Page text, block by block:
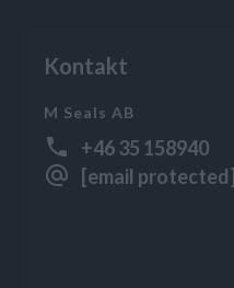
Kontakt
M Seals AB
+46 35 158940
[email protected]